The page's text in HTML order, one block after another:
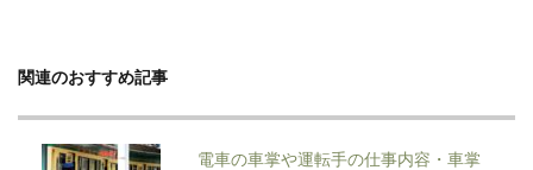
関連のおすすめ記事
電車の車掌や運転手の仕事内容・車掌